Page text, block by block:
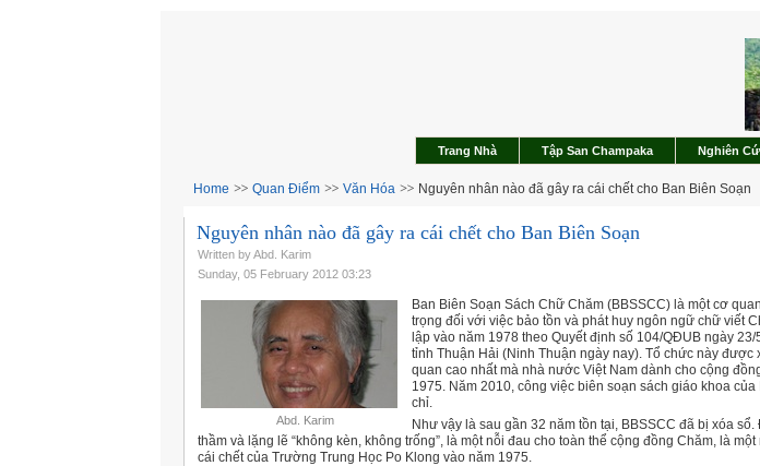
Trang Nhà Tập San Champaka Nghiên
Home Quan Điểm Văn Hóa Nguyên nhân nào đã gây ra cái chết cho Ban Biên Soạn
Nguyên nhân nào đã gây ra cái chết cho Ban Biên Soạn
Written by Abd. Karim
Sunday, 05 February 2012 03:23
Abd. Karim
Ban Biên Soạn Sách Chữ Chăm (BBSSCC) là một cơ
trọng đối với việc bảo tồn và phát huy ngôn ngữ chữ viết
lập vào năm 1978 theo Quyết định số 104/QÐUB ngày
tỉnh Thuận Hải (Ninh Thuận ngày nay). Tổ chức này được
quan cao nhất mà nhà nước Việt Nam dành cho cộng
1975. Năm 2010, công việc biên soạn sách giáo khoa của
chỉ.
Như vậy là sau gần 32 năm tồn tại, BBSSCC đã bị xóa
thầm và lặng lẽ “không kèn, không trống”, là một nỗi đau cho toàn thể cộng đồng Chăm, là một
cái chết của Trường Trung Học Po Klong vào năm 1975.